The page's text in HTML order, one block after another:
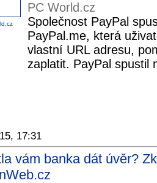
PC World.cz
Společnost PayPal
PayPal.me, která
vlastní URL adresu,
zaplatit. PayPal spustil
17:31
vám banka dát úvěr?